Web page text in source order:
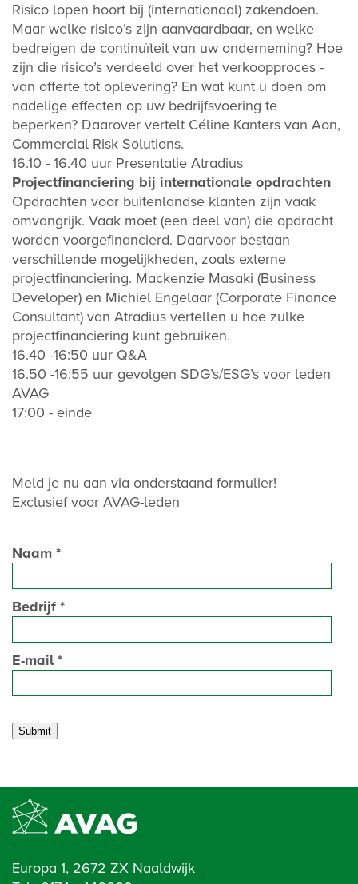
Risico lopen hoort bij (internationaal) zakendoen.
Maar welke risico’s zijn aanvaardbaar, en welke
bedreigen de continuïteit van uw onderneming? Hoe
zijn die risico’s verdeeld over het verkoopproces -
van offerte tot oplevering? En wat kunt u doen om
nadelige effecten op uw bedrijfsvoering te
beperken? Daarover vertelt Céline Kanters van Aon,
Commercial Risk Solutions.
16.10 - 16.40 uur Presentatie Atradius
Projectfinanciering bij internationale opdrachten
Opdrachten voor buitenlandse klanten zijn vaak
omvangrijk. Vaak moet (een deel van) die opdracht
worden voorgefinancierd. Daarvoor bestaan
verschillende mogelijkheden, zoals externe
projectfinanciering. Mackenzie Masaki (Business
Developer) en Michiel Engelaar (Corporate Finance
Consultant) van Atradius vertellen u hoe zulke
projectfinanciering kunt gebruiken.
16.40 -16:50 uur Q&A
16.50 -16:55 uur gevolgen SDG’s/ESG’s voor leden
AVAG
17:00 - einde
Meld je nu aan via onderstaand formulier!
Exclusief voor AVAG-leden
Naam *
Bedrijf *
E-mail*
Europa 1, 2672 ZX Naaldwijk